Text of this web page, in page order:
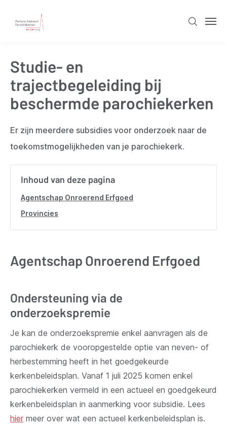
inhoud
gaan
Zoeken
Studie- en
trajectbegeleiding bij
beschermde parochiekerken
Er zijn meerdere subsidies voor onderzoek naar de
toekomstmogelijkheden van je parochiekerk.
Inhoud van deze pagina
Agentschap Onroerend Erfgoed
Provincies
Agentschap Onroerend Erfgoed
Ondersteuning via de
onderzoekspremie
Je kan de onderzoekspremie enkel aanvragen als de
parochiekerk de vooropgestelde optie van neven- of
herbestemming heeft in het goedgekeurde
kerkenbeleidsplan. Vanaf 1 juli 2025 komen enkel
parochiekerken vermeld in een actueel en goedgekeurd
kerkenbeleidsplan in aanmerking voor subsidie. Lees
hier meer over wat een actueel kerkenbeleidsplan is.